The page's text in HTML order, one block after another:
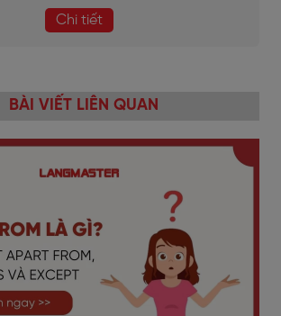
Chi tiết
BÀI VIẾT LIÊN QUAN